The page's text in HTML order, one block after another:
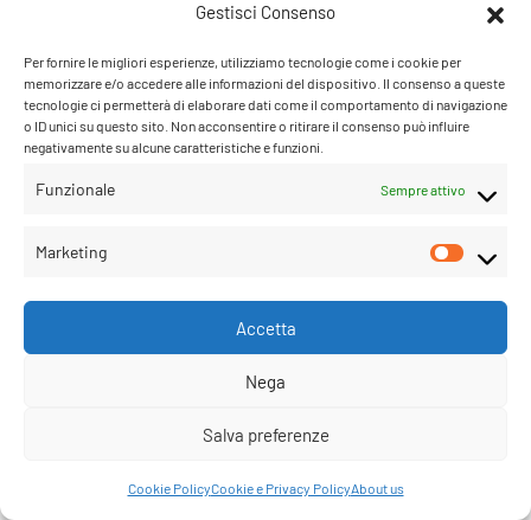
Gestisci Consenso
Per fornire le migliori esperienze, utilizziamo tecnologie come i cookie per
memorizzare e/o accedere alle informazioni del dispositivo. Il consenso a queste
tecnologie ci permetterà di elaborare dati come il comportamento di navigazione
o ID unici su questo sito. Non acconsentire o ritirare il consenso può influire
negativamente su alcune caratteristiche e funzioni.
Funzionale Sempre attivo
Marketing
Accetta
Nega
Salva preferenze
Cookie PolicyCookie e Privacy PolicyAbout us